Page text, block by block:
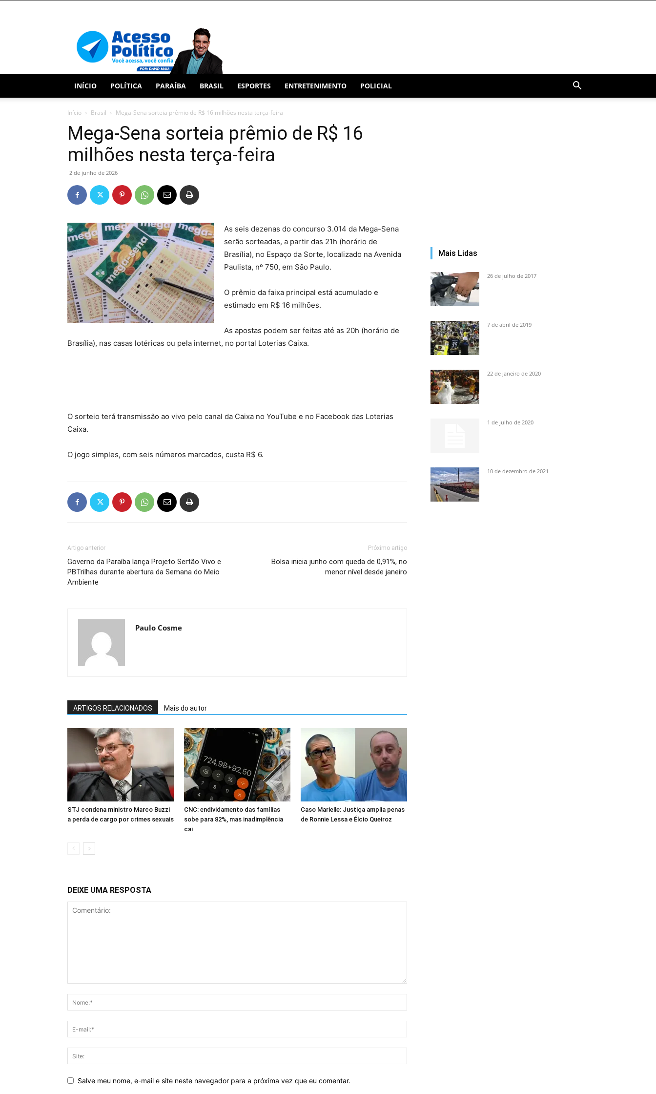
INÍCIO POLÍTICA PARAÍBA BRASIL ESPORTES ENTRETENIMENTO POLICIAL
Início Brasil Mega-Sena sorteia prêmio de R$ 16 milhões nesta terça-feira
Mega-Sena sorteia prêmio de R$ 16
milhões nesta terça-feira
2 de junho de 2026
As seis dezenas do concurso 3.014 da Mega-Sena
serão sorteadas, a partir das 21h (horário de
Brasília), no Espaço da Sorte, localizado na Avenida
Paulista, nº 750, em São Paulo.
O prêmio da faixa principal está acumulado e
estimado em R$ 16 milhões.
As apostas podem ser feitas até as 20h (horário de
Brasília), nas casas lotéricas ou pela internet, no portal Loterias Caixa.
O sorteio terá transmissão ao vivo pelo canal da Caixa no YouTube e no Facebook das Loterias
Caixa.
O jogo simples, com seis números marcados, custa R$ 6.
Artigo anterior
Governo da Paraíba lança Projeto Sertão Vivo e
PBTrilhas durante abertura da Semana do Meio
Ambiente
Próximo artigo
Bolsa inicia junho com queda de 0,91%, no
menor nível desde janeiro
Paulo Cosme
ARTIGOS RELACIONADOS Mais do autor
STJ condena ministro Marco Buzzi
a perda de cargo por crimes sexuais
CNC: endividamento das famílias
sobe para 82%, mas inadimplência
cai
Caso Marielle: Justiça amplia penas
de Ronnie Lessa e Élcio Queiroz
DEIXE UMA RESPOSTA
Salve meu nome, e-mail e site neste navegador para a próxima vez que eu comentar.
Mais Lidas
26 de julho de 2017
7 de abril de 2019
22 de janeiro de 2020
1 de julho de 2020
10 de dezembro de 2021